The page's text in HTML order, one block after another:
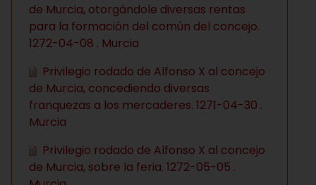
de Murcia, otorgándole diversas rentas
para la formación del común del concejo.
1272-04-08 . Murcia
Privilegio rodado de Alfonso X al concejo
de Murcia, concediendo diversas
franquezas a los mercaderes. 1271-04-30 .
Murcia
Privilegio rodado de Alfonso X al concejo
de Murcia, sobre la feria. 1272-05-05 .